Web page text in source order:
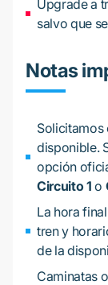
Upgrade a
salvo que
Notas
disponible.
opción
Circuito 1 o
La hora
tren y
de la
Caminatas